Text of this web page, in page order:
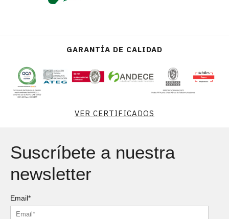
GARANTÍA DE CALIDAD
VER CERTIFICADOS
Suscríbete a nuestra
newsletter
Email*